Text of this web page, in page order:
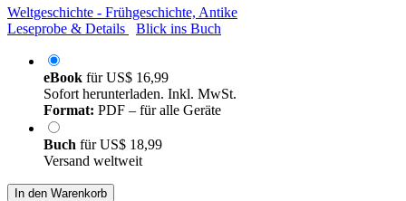
Weltgeschichte - Frühgeschichte, Antike
Leseprobe & Details
Blick ins Buch
eBook fürUS$ 16,99
Sofort herunterladen. Inkl. MwSt.
Format: PDF – für alle Geräte
Buch fürUS$ 18,99
Versand weltweit
In den Warenkorb